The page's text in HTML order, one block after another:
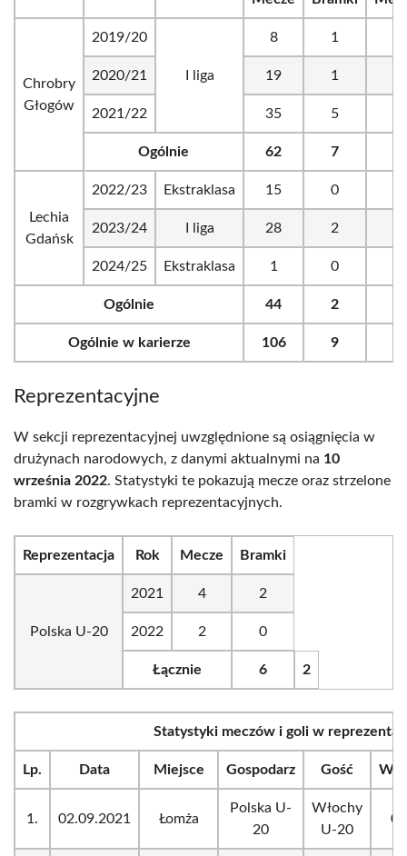
Chrobry
Głogów
2019/20
I liga
8 1
2020/21 19 1
2021/22 35 5
Ogólnie 62 7
Lechia
Gdańsk
2022/23 Ekstraklasa 15 0
2023/24 I liga 28 2
2024/25 Ekstraklasa 1 0
Ogólnie 44 2
Ogólnie w karierze 106 9
Reprezentacyjne
W sekcji reprezentacyjnej uwzględnione są osiągnięcia w
drużynach narodowych, z danymi aktualnymi na 10
września 2022. Statystyki te pokazują mecze oraz strzelone
bramki w rozgrywkach reprezentacyjnych.
Reprezentacja Rok Mecze Bramki
Polska U-20
2021 4 2
2022 2 0
Łącznie 6 2
Statystyki meczów i goli w
Lp. Data Miejsce Gospodarz Gość
1. 02.09.2021 Łomża
Polska U-
20
Włochy
U-20